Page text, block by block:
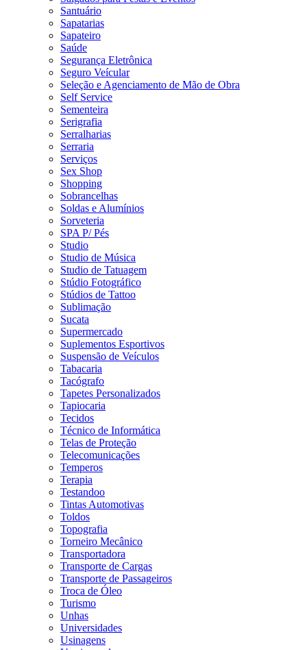
Santuário
Sapatarias
Sapateiro
Saúde
Segurança Eletrônica
Seguro Veícular
Seleção e Agenciamento de Mão de Obra
Self Service
Sementeira
Serigrafia
Serralharias
Serraria
Serviços
Sex Shop
Shopping
Sobrancelhas
Soldas e Alumínios
Sorveteria
SPA P/ Pés
Studio
Studio de Música
Studio de Tatuagem
Stúdio Fotográfico
Stúdios de Tattoo
Sublimação
Sucata
Supermercado
Suplementos Esportivos
Suspensão de Veículos
Tabacaria
Tacógrafo
Tapetes Personalizados
Tapiocaria
Tecidos
Técnico de Informática
Telas de Proteção
Telecomunicações
Temperos
Terapia
Testandoo
Tintas Automotivas
Toldos
Topografia
Torneiro Mecânico
Transportadora
Transporte de Cargas
Transporte de Passageiros
Troca de Óleo
Turismo
Unhas
Universidades
Usinagens